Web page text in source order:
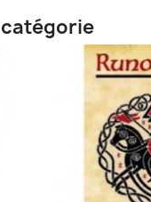
catégorie